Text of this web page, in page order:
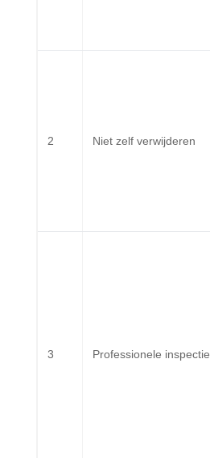
2 Niet zelf verwijderen
3 Professionele inspectie